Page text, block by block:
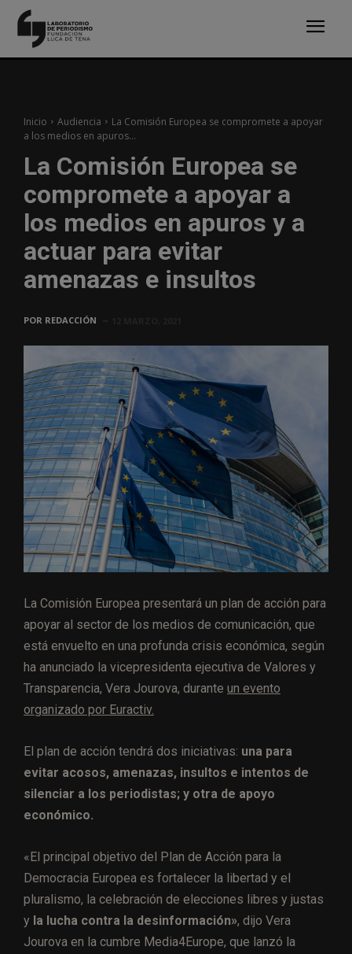
Inicio Audiencia
La Comisión Europea se compromete a apoyar
a los medios en apuros...
La Comisión Europea se
compromete a apoyar a
los medios en apuros y a
actuar para evitar
amenazas e insultos
POR REDACCIÓN
La Comisión Europea presentará un plan de acción para
apoyar al sector de los medios de comunicación, que
está envuelto en una profunda crisis económica, según
ha anunciado la vicepresidenta ejecutiva de Valores y
Transparencia, Vera Jourova, durante un evento
organizado por Euractiv.
El plan de acción tendrá dos iniciativas: una para
evitar acosos, amenazas, insultos e intentos de
silenciar a los periodistas; y otra de apoyo
económico.
«El principal objetivo del Plan de Acción para la
Democracia Europea es fortalecer la libertad y el
pluralismo, la celebración de elecciones libres y justas
y la lucha contra la desinformación», dijo Vera
Jourova en la cumbre Media4Europe, que lanzó la